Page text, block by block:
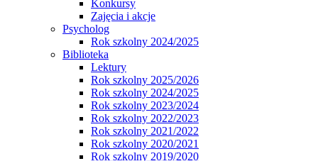
Konkursy
Zajęcia i akcje
Psycholog
Rok szkolny 2024/2025
Biblioteka
Lektury
Rok szkolny 2025/2026
Rok szkolny 2024/2025
Rok szkolny 2023/2024
Rok szkolny 2022/2023
Rok szkolny 2021/2022
Rok szkolny 2020/2021
Rok szkolny 2019/2020